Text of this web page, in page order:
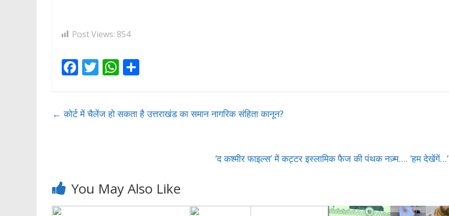
Post Views: 854
F
b
T
er
W
s e
← कोर्ट में चैलेंज हो सकता है उत्तराखंड का समान नागरिक संहिता कानून?
‘द कश्मीर फाइल्स’ में कट्टर इस्लामिक फैज की पंथक नज़्म…. ‘हम देखेंगें…’
You May Also Like